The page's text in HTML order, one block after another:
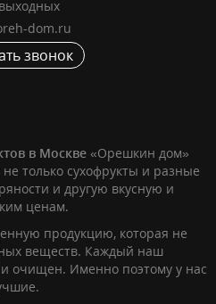
dom.ru
звонок
в Москве «Орешкин дом»
только сухофрукты и разные
и другую вкусную и
ценам.
продукцию, которая не
веществ. Каждый наш
очищен. Именно поэтому у нас